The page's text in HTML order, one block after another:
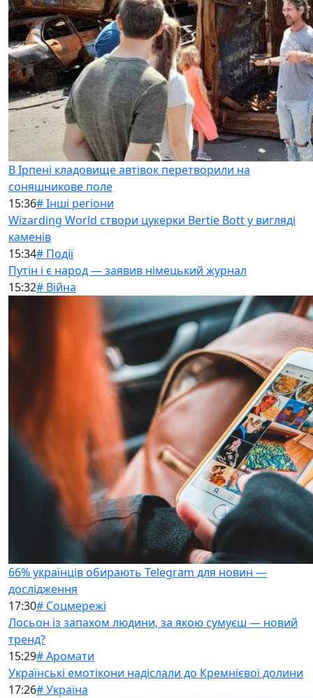
В Ірпені кладовище автівок перетворили на
соняшникове поле
15:36# Інші регіони
Wizarding World створи цукерки Bertie Bott у вигляді
каменів
15:34# Події
Путін і є народ — заявив німецький журнал
15:32# Війна
66% українців обирають Telegram для новин —
дослідження
17:30# Соцмережі
Лосьон із запахом людини, за якою сумуєш — новий
тренд?
15:29# Аромати
Українські емотікони надіслали до Кремнієвої долини
17:26# Україна